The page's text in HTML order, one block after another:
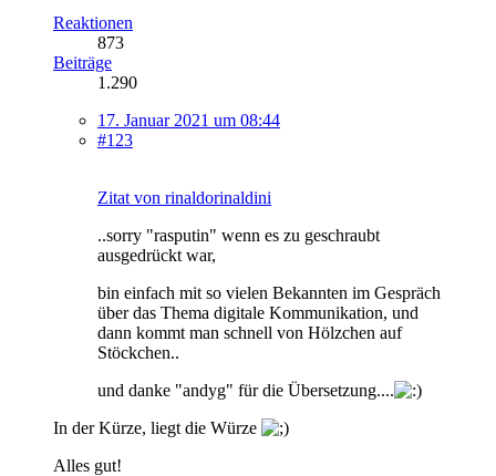
Reaktionen
873
Beiträge
1.290
17. Januar 2021 um 08:44
#123
Zitat von rinaldorinaldini
..sorry "rasputin" wenn es zu geschraubt
ausgedrückt war,
bin einfach mit so vielen Bekannten im Gespräch
über das Thema digitale Kommunikation, und
dann kommt man schnell von Hölzchen auf
Stöckchen..
und danke "andyg" für die Übersetzung....
In der Kürze, liegt die Würze
Alles gut!